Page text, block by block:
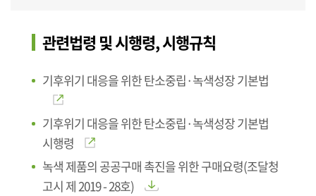
관련법령 및 시행령, 시행규칙
기후위기 대응을 위한 탄소중립·녹색성장 기본법
기후위기 대응을 위한 탄소중립·녹색성장 기본법
시행령
녹색 제품의 공공구매 촉진을 위한 구매요령(조달청
고시 제 2019 - 28호)